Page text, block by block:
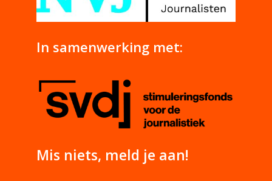
In samenwerking met:
Mis niets, meld je aan!